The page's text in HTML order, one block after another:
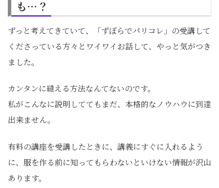
も…？
ずっと考えてきていて、「ずぼらでパリコレ」の受講して
くださっている方々とワイワイお話して、やっと気がつき
ました。
カンタンに縫える方法なんてないのです。
私がこんなに説明しててもまだ、本格的なノウハウに到達
出来ません。
有料の講座を受講したときに、講義にすぐに入れるよう
に、服を作る前に知ってもらわないといけない情報が沢山
あります。